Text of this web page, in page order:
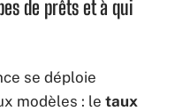
de prêts et à qui
se déploie
modèles : le taux